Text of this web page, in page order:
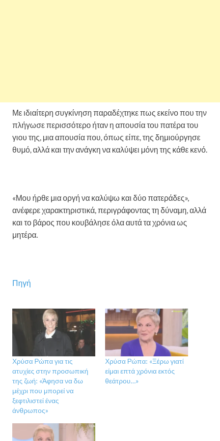
Με ιδιαίτερη συγκίνηση παραδέχτηκε πως εκείνο που την
πλήγωσε περισσότερο ήταν η απουσία του πατέρα του
γιου της, μια απουσία που, όπως είπε, της δημιούργησε
θυμό, αλλά και την ανάγκη να καλύψει μόνη της κάθε κενό.
«Μου ήρθε μια οργή να καλύψω και δύο πατεράδες»,
ανέφερε χαρακτηριστικά, περιγράφοντας τη δύναμη, αλλά
και το βάρος που κουβάλησε όλα αυτά τα χρόνια ως
μητέρα.
Πηγή
Χρύσα Ρώπα για τις
ατυχίες στην προσωπική
της ζωή: «Άφησα να δω
μέχρι που μπορεί να
ξεφτιλιστεί ένας
άνθρωπος»
Χρύσα Ρώπα: «Ξέρω γιατί
είμαι επτά χρόνια εκτός
θεάτρου…»